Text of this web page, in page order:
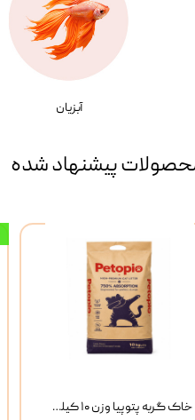
آبزیان
پیشنهاد شده
خاک گربه پتوپیا وزن ۱۰ کیلوگرم